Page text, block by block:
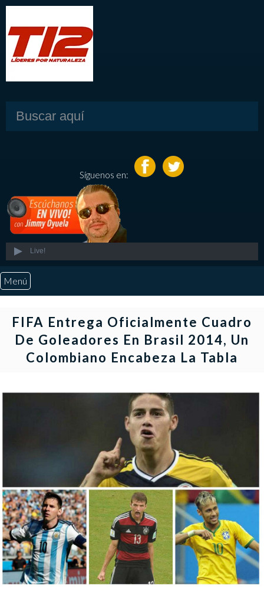
Síguenos en:
Live!
Menú
Risaralda
Pereira
FIFA Entrega Oficialmente Cuadro
De Goleadores En Brasil 2014, Un
Colombiano Encabeza La Tabla